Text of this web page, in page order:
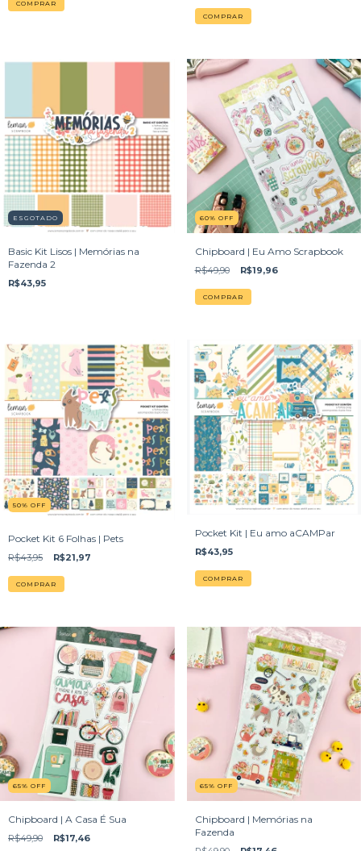
ESGOTADO
Basic Kit Lisos | Memórias na
Fazenda 2
R$43,95
60% OFF
Chipboard | Eu Amo Scrapbook
R$49,90 R$19,96
50% OFF
Pocket Kit 6 Folhas | Pets
R$43,95 R$21,97
Pocket Kit | Eu amo aCAMPar
R$43,95
65% OFF
Chipboard | A Casa É Sua
R$49,90 R$17,46
65% OFF
Chipboard | Memórias na
Fazenda